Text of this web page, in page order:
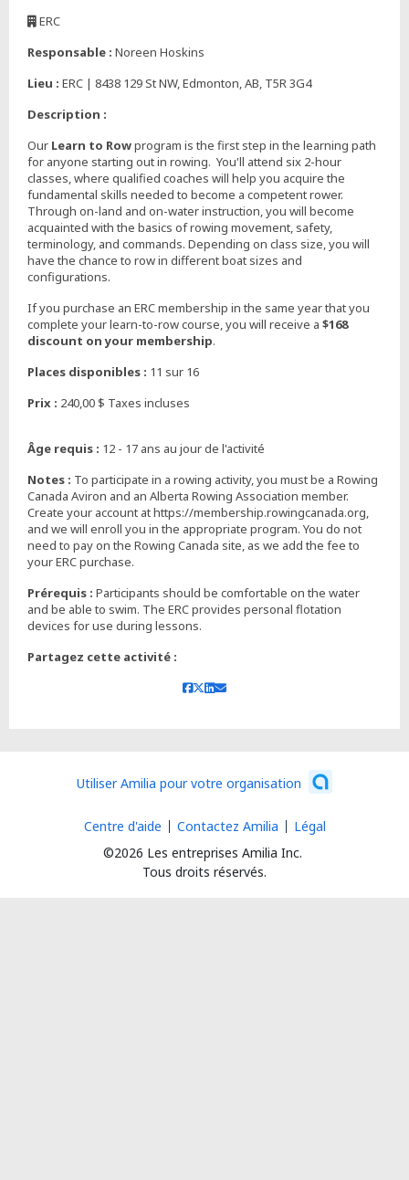
ERC
Responsable : Noreen Hoskins
Lieu : ERC | 8438 129 St NW, Edmonton, AB, T5R 3G4
Description :
Our Learn to Rowprogram is the first step in the learning path
for anyone starting out in rowing. You'll attend six 2-hour
classes, where qualified coaches will help you acquire the
fundamental skills needed to become a competent rower.
Through on-land and on-water instruction, you will become
acquainted with the basics of rowing movement, safety,
terminology, and commands. Depending on class size, you will
have the chance to row in different boat sizes and
configurations.
If you purchase an ERC membership in the same year that you
complete your learn-to-row course, you will receive a $168
discount on your membership.
Places disponibles : 11 sur 16
Prix : 240,00 $ Taxes incluses
Âge requis : 12 - 17 ans au jour de l'activité
Notes : To participate in a rowing activity, you must be a Rowing
Canada Aviron and an Alberta Rowing Association member.
Create your account at https://membership.rowingcanada.org,
and we will enroll you in the appropriate program. You do not
need to pay on the Rowing Canada site, as we add the fee to
your ERC purchase.
Prérequis : Participants should be comfortable on the water
and be able to swim. The ERC provides personal flotation
devices for use during lessons.
Partagez cette activité :
Utiliser Amilia pour votre organisation
©2026 Les entreprises Amilia Inc.
Tous droits réservés.
Centre d'aide Contactez Amilia Légal